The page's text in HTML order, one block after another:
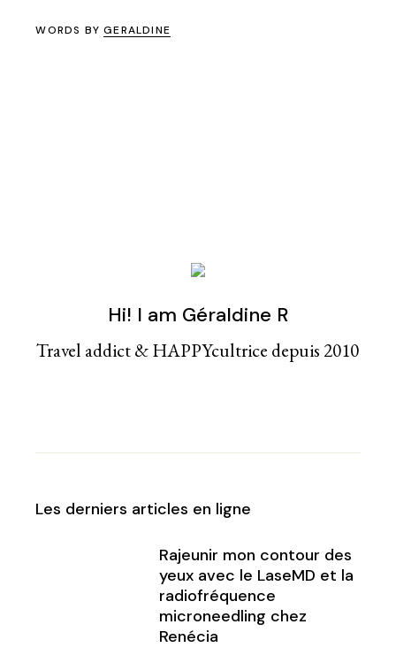
WORDS BYGERALDINE
Hi! I am Géraldine R
Travel addict & HAPPYcultrice depuis 2010
Les derniers articles en ligne
Rajeunir mon contour des
yeux avec le LaseMD et la
radiofréquence
microneedling chez
Renécia